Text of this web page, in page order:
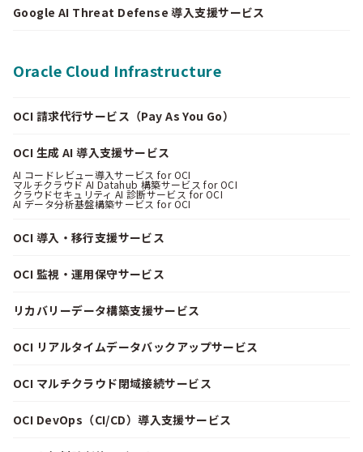
Google AI Threat Defense 導入支援サービス
Oracle Cloud Infrastructure
OCI 請求代行サービス（Pay As You Go）
OCI 生成 AI 導入支援サービス
AI コードレビュー導入サービス for OCI
マルチクラウド AI Datahub 構築サービス for OCI
クラウドセキュリティ AI 診断サービス for OCI
AI データ分析基盤構築サービス for OCI
OCI 導入・移行支援サービス
OCI 監視・運用保守サービス
リカバリーデータ構築支援サービス
OCI リアルタイムデータバックアップサービス
OCI マルチクラウド閉域接続サービス
OCI DevOps（CI/CD）導入支援サービス